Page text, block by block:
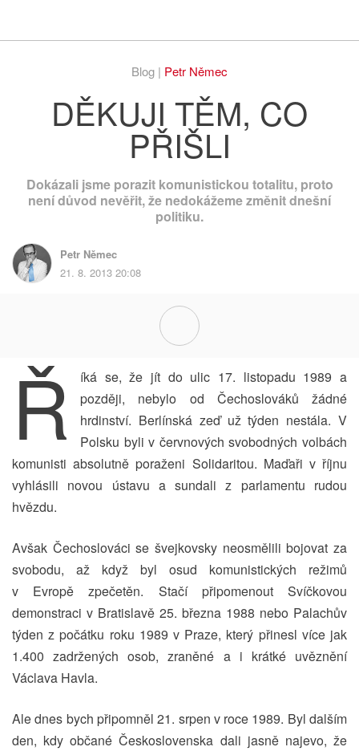
Blog | Petr Němec
DĚKUJI TĚM, CO
PŘIŠLI
Dokázali jsme porazit komunistickou totalitu, proto
není důvod nevěřit, že nedokážeme změnit dnešní
politiku.
Petr Němec
21. 8. 2013 20:08
Ř
íká se, že jít do ulic 17. listopadu 1989 a
později, nebylo od Čechoslováků žádné
hrdinství. Berlínská zeď už týden nestála. V
Polsku byli v červnových svobodných volbách
komunisti absolutně poraženi Solidaritou. Maďaři v říjnu
vyhlásili novou ústavu a sundali z parlamentu rudou
hvězdu.
Avšak Čechoslováci se švejkovsky neosmělili bojovat za
svobodu, až když byl osud komunistických režimů
v Evropě zpečetěn. Stačí připomenout Svíčkovou
demonstraci v Bratislavě 25. března 1988 nebo Palachův
týden z počátku roku 1989 v Praze, který přinesl více jak
1.400 zadržených osob, zraněné a i krátké uvěznění
Václava Havla.
Ale dnes bych připomněl 21. srpen v roce 1989. Byl dalším
den, kdy občané Československa dali jasně najevo, že